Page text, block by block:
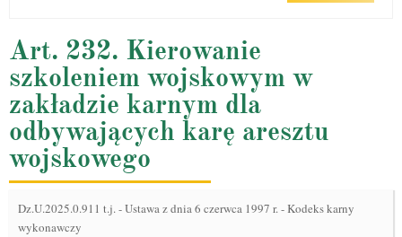
Art. 232. Kierowanie
szkoleniem wojskowym w
zakładzie karnym dla
odbywających karę aresztu
wojskowego
Dz.U.2025.0.911 t.j.-Ustawa z dnia 6 czerwca 1997 r. - Kodeks karny
wykonawczy